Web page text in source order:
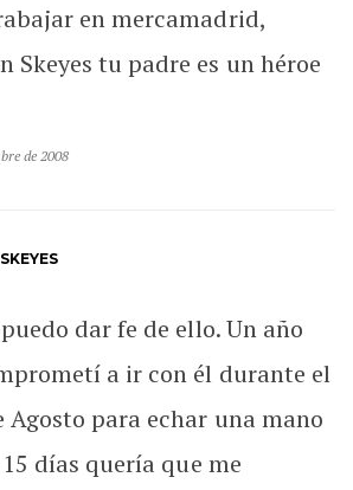
en mercamadrid,
Skeyes tu padre es un héroe
de 2008
dar fe de ello. Un año
a ir con él durante el
Agosto para echar una mano
días quería que me